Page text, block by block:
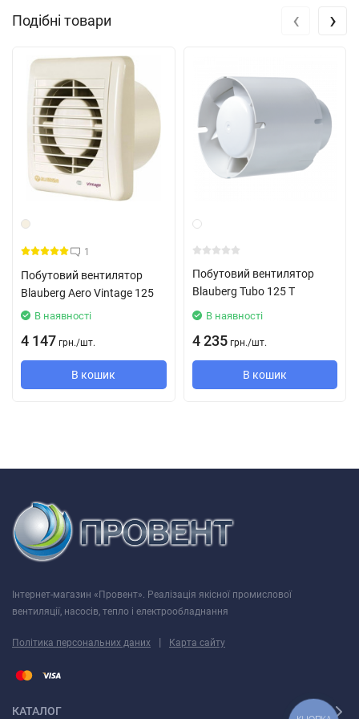
Подібні товари
1
Побутовий вентилятор
Blauberg Aero Vintage 125
В наявності
4 147 грн./шт.
В кошик
Побутовий вентилятор
Blauberg Tubo 125 Т
В наявності
4 235 грн./шт.
В кошик
‹ ›
Інтернет-магазин «Провент». Реалізація якісної промислової
вентиляції, насосів, тепло і електрообладнання
Політика персональних даних | Карта сайту
КАТАЛОГ